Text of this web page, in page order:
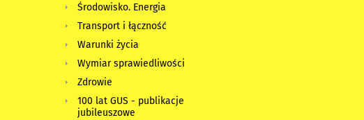
Środowisko. Energia
Transport i łączność
Warunki życia
Wymiar sprawiedliwości
Zdrowie
100 lat GUS - publikacje
jubileuszowe